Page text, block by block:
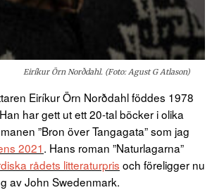
Eiríkur Örn Norðdahl. (Foto: Agust G Atlason)
Eiríkur Örn Norðdahl föddes 1978
har gett ut ett 20-tal böcker i olika
”Bron över Tangagata” som jag
2021. Hans roman ”Naturlagarna”
rådets litteraturpris och föreligger nu
av John Swedenmark.